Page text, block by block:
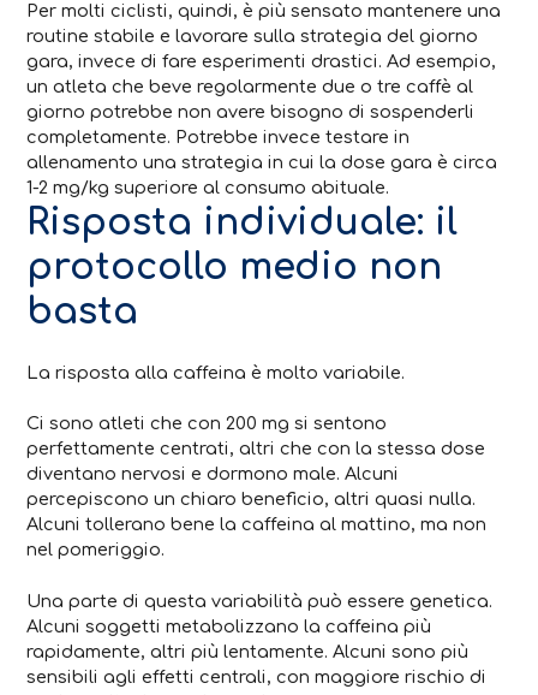
Per molti ciclisti, quindi, è più sensato mantenere una
routine stabile e lavorare sulla strategia del giorno
gara, invece di fare esperimenti drastici. Ad esempio,
un atleta che beve regolarmente due o tre caffè al
giorno potrebbe non avere bisogno di sospenderli
completamente. Potrebbe invece testare in
allenamento una strategia in cui la dose gara è circa
1-2 mg/kg superiore al consumo abituale.
Risposta individuale: il
protocollo medio non
basta
La risposta alla caffeina è molto variabile.
Ci sono atleti che con 200 mg si sentono
perfettamente centrati, altri che con la stessa dose
diventano nervosi e dormono male. Alcuni
percepiscono un chiaro beneficio, altri quasi nulla.
Alcuni tollerano bene la caffeina al mattino, ma non
nel pomeriggio.
Una parte di questa variabilità può essere genetica.
Alcuni soggetti metabolizzano la caffeina più
rapidamente, altri più lentamente. Alcuni sono più
sensibili agli effetti centrali, con maggiore rischio di